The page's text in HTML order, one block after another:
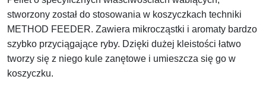
stworzony został do stosowania w koszyczkach techniki
METHOD FEEDER. Zawiera mikrocząstki i aromaty bardzo
szybko przyciągające ryby. Dzięki dużej kleistości łatwo
tworzy się z niego kule zanętowe i umieszcza się go w
koszyczku.